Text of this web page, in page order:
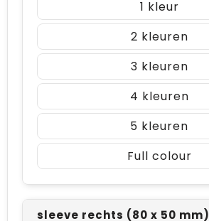
1
2
3
4
5
Full colour
sleeve rechts (80 x 50 mm)